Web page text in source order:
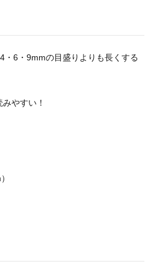
・6・9mmの目盛りよりも長くする
やすい！